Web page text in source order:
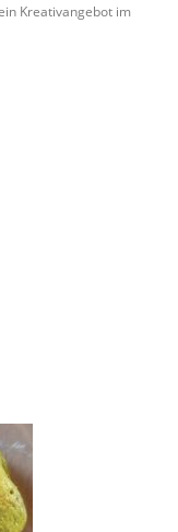
Kreativangebot im